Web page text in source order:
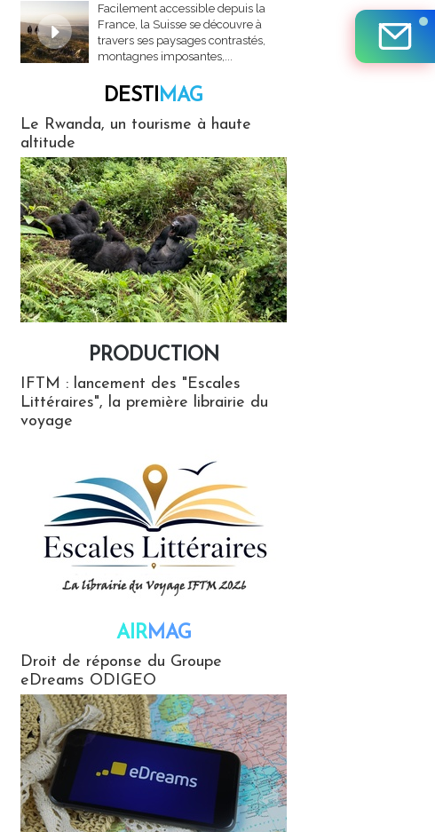
Facilement accessible depuis la
France, la Suisse se découvre à
travers ses paysages contrastés,
montagnes imposantes,...
DESTIMAG
Le Rwanda, un tourisme à haute
altitude
PRODUCTION
IFTM : lancement des "Escales
Littéraires", la première librairie du
voyage
AIRMAG
Droit de réponse du Groupe
eDreams ODIGEO